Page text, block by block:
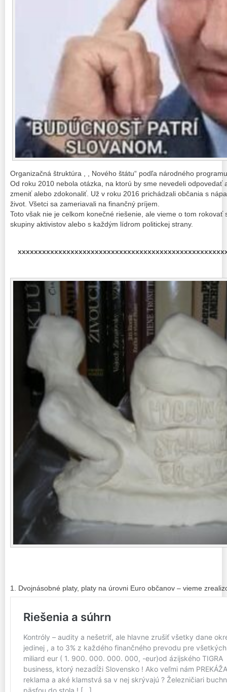
Organizačná štruktúra , , Nového štátu“ podľa národného programu
Od roku 2010 nebola otázka, na ktorú by sme nevedeli odpovedať
zmeniť alebo zdokonaliť. Už v roku 2016 prichádzali občania s
život. Všetci sa zameriavali na finančný príjem.
Toto však nie je celkom konečné riešenie, ale vieme o tom rokovať
skupiny aktivistov alebo s každým lídrom politickej strany.
1. Dvojnásobné platy, platy na úrovni Euro občanov – vieme